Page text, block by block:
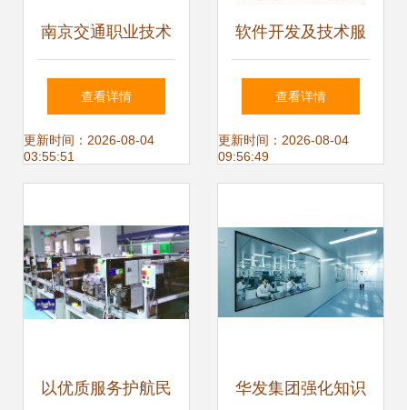
南京交通职业技术
学院 四大交通特色
专业群引领，技术
轮驱动
查看详情
更新时间：2026-08-04
03:55:51
软件开发及技术服
务公司申请高新技
术企业认定可行性
查看详情
更新时间：2026-08-04
09:56:49
以优质服务护航民 华发集团强化知识